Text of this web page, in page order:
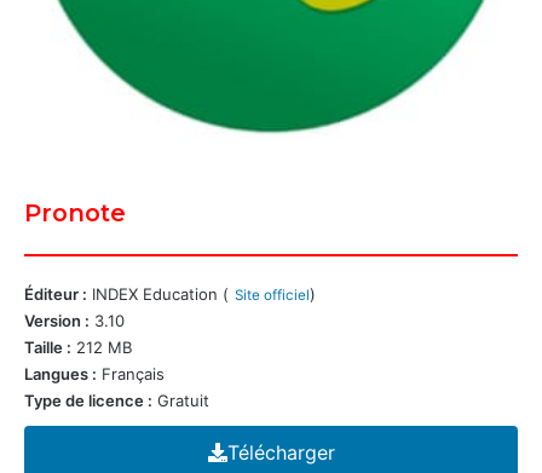
Pronote
Éditeur : INDEX Education ( Site officiel)
Version : 3.10
Taille : 212 MB
Langues : Français
Type de licence : Gratuit
Télécharger